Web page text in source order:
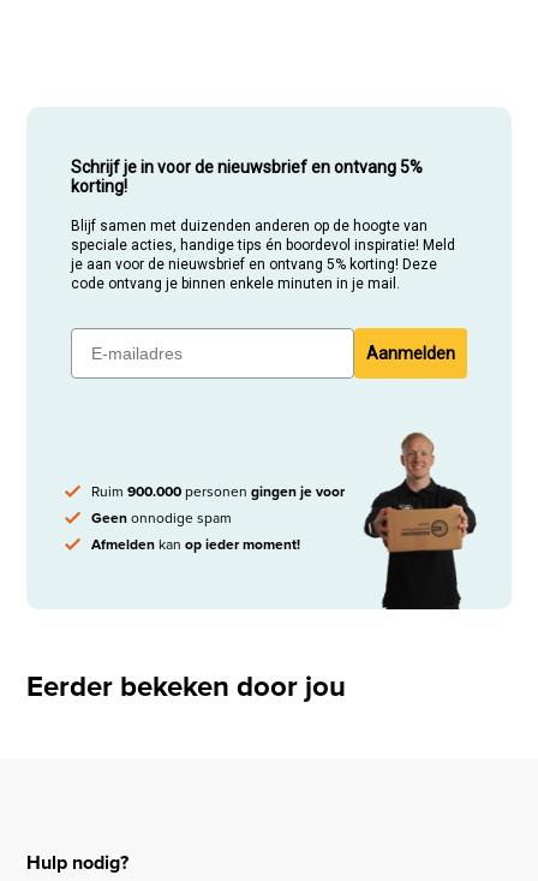
Schrijf je in voor de nieuwsbrief en ontvang 5%
korting!
Blijf samen met duizenden anderen op de hoogte van
speciale acties, handige tips én boordevol inspiratie! Meld
je aan voor de nieuwsbrief en ontvang 5% korting! Deze
code ontvang je binnen enkele minuten in je mail.
Aanmelden
Ruim900.000personengingen je voor
Geenonnodige spam
Afmeldenkanop ieder moment!
Eerder bekeken door jou
Hulp nodig?